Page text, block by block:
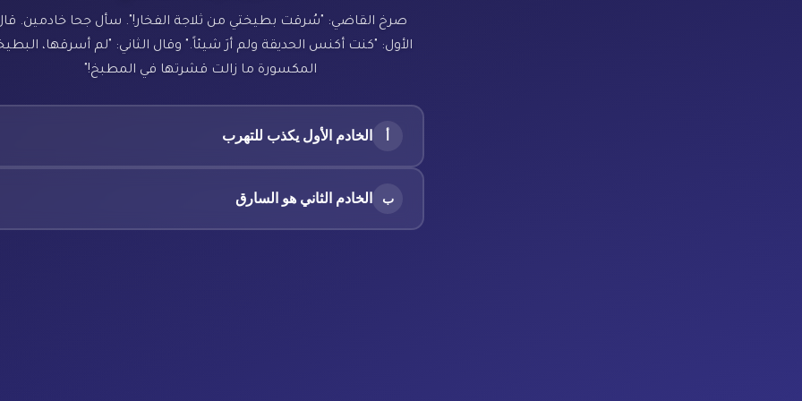
صرخ القاضي: "سُرقت بطيختي من ثلاجة الفخار!". سأل جحا خادمين.
الأول: "كنت أكنس الحديقة ولم أرَ شيئاً." وقال الثاني: "لم أسرقها،
المكسورة ما زالت قشرتها في المطبخ!"
أ الخادم الأول يكذب للتهرب
ب الخادم الثاني هو السارق